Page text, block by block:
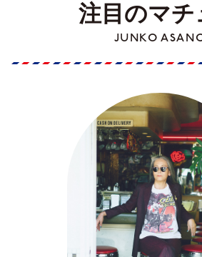
注目のマチ
JUNKO